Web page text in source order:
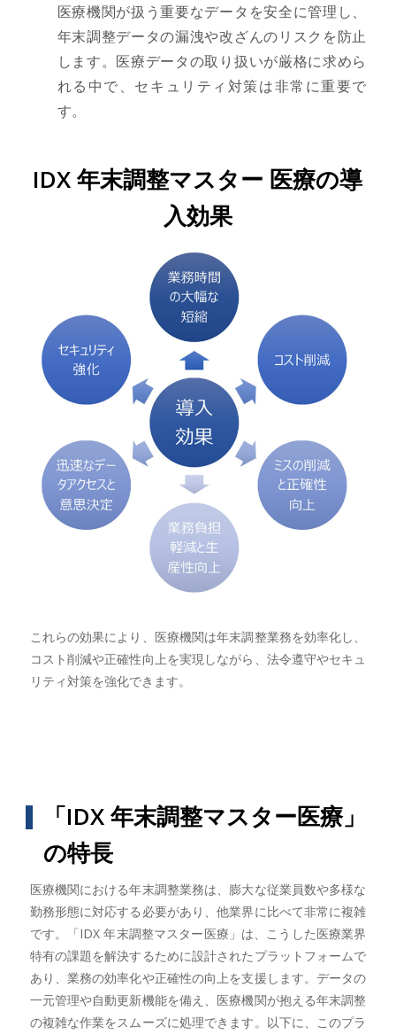
医療機関が扱う重要なデータを安全に管理し、
年末調整データの漏洩や改ざんのリスクを防止
します。医療データの取り扱いが厳格に求めら
れる中で、セキュリティ対策は非常に重要で
す。
IDX 年末調整マスター 医療の導
入効果
これらの効果により、医療機関は年末調整業務を効率化し、
コスト削減や正確性向上を実現しながら、法令遵守やセキュ
リティ対策を強化できます。
「IDX 年末調整マスター医療」
の特長
医療機関における年末調整業務は、膨大な従業員数や多様な
勤務形態に対応する必要があり、他業界に比べて非常に複雑
です。「IDX 年末調整マスター医療」は、こうした医療業界
特有の課題を解決するために設計されたプラットフォームで
あり、業務の効率化や正確性の向上を支援します。データの
一元管理や自動更新機能を備え、医療機関が抱える年末調整
の複雑な作業をスムーズに処理できます。以下に、このプラ